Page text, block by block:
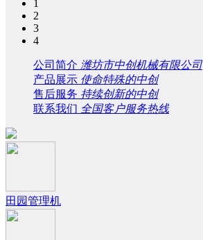
1
2
3
4
公司简介 潍坊市中创机械有限公司
产品展示 使命特殊的中创
售后服务 持续创新的中创
联系我们 全国客户服务热线
田园管理机